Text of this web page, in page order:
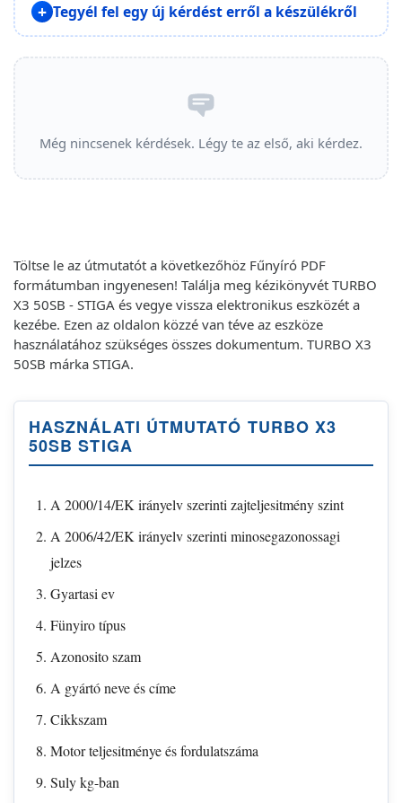
Tegyél fel egy új kérdést erről a készülékről
Még nincsenek kérdések. Légy te az első, aki kérdez.
Töltse le az útmutatót a következőhöz Fűnyíró PDF
formátumban ingyenesen! Találja meg kézikönyvét TURBO
X3 50SB - STIGA és vegye vissza elektronikus eszközét a
kezébe. Ezen az oldalon közzé van téve az eszköze
használatához szükséges összes dokumentum. TURBO X3
50SB márka STIGA.
HASZNÁLATI ÚTMUTATÓ TURBO X3
50SB STIGA
A 2000/14/EK irányelv szerinti zajteljesitmény szint
A 2006/42/EK irányelv szerinti minosegazonossagi
jelzes
Gyartasi ev
Fünyiro típus
Azonosito szam
A gyártó neve és címe
Cikkszam
Motor teljesitménye és fordulatszáma
Suly kg-ban